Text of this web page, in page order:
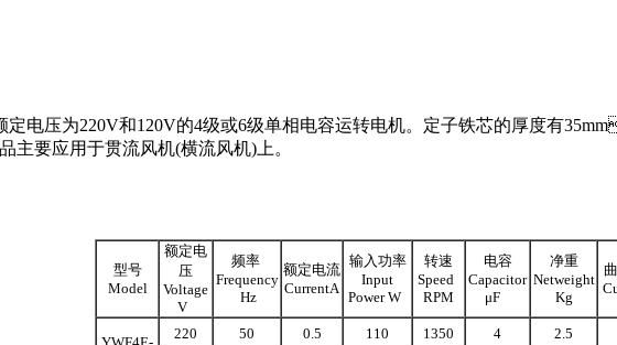
电压为220V和120V的4级或6级单相电容运转电机。定子铁芯的厚度有
应用于贯流风机(横流风机)上。
型号
Model
额定电
压
Voltage
V
频率
Frequency
Hz
额定电流
CurrentA
输入功率
Input
Power W
转速
Speed
RPM
电容
Capacitor
μF
净重
Netweight
Kg
220 50 0.5 110 1350 4 2.5